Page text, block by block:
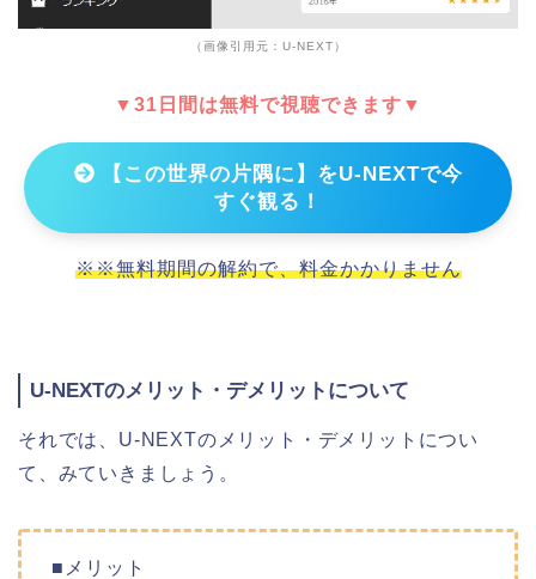
（画像引用元：U-NEXT）
▼31日間は無料で視聴できます▼
【この世界の片隅に】をU-NEXTで今
すぐ観る！
※※無料期間の解約で、料金かかりません
U-NEXTのメリット・デメリットについて
それでは、U-NEXTのメリット・デメリットについ
て、みていきましょう。
■メリット